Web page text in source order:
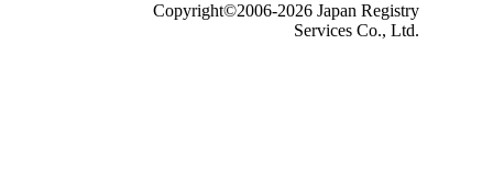
Copyright©2006-2026 Japan Registry
Services Co., Ltd.